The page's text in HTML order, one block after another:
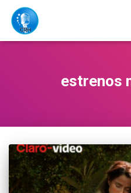
estrenos